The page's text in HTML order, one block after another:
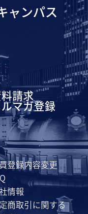
ャンパス
請求
マガ登録
登録内容変更
情報
商取引に関する